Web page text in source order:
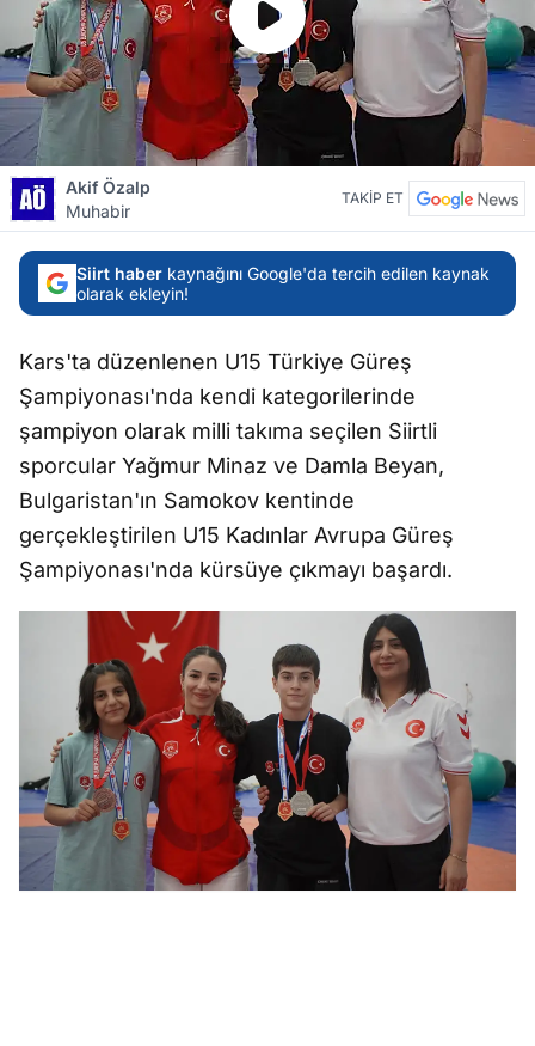
Akif Özalp
Muhabir
TAKİP ET
Siirt haber kaynağını Google'da tercih edilen kaynak
olarak ekleyin!
Kars'ta düzenlenen U15 Türkiye Güreş
Şampiyonası'nda kendi kategorilerinde
şampiyon olarak milli takıma seçilen Siirtli
sporcular Yağmur Minaz ve Damla Beyan,
Bulgaristan'ın Samokov kentinde
gerçekleştirilen U15 Kadınlar Avrupa Güreş
Şampiyonası'nda kürsüye çıkmayı başardı.